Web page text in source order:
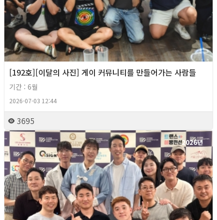
[192호][이달의 사진] 게이 커뮤니티를 만들어가는 사람들
기간 : 6월
2026-07-03 12:44
3695
2026년